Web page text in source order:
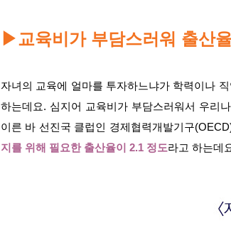
▶교육비가 부담스러워 출산
자녀의 교육에 얼마를 투자하느냐가 학력이나
하는데요. 심지어 교육비가 부담스러워서 우리
이른 바 선진국 클럽인 경제협력개발기구
지를 위해 필요한 출산율이 2.1 정도라고 하는데